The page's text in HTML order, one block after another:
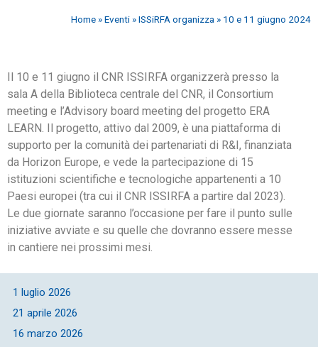
Home »Eventi »ISSiRFA organizza » 10 e 11 giugno 2024
Il 10 e 11 giugno il CNR ISSIRFA organizzerà presso la
sala A della Biblioteca centrale del CNR, il Consortium
meeting e l’Advisory board meeting del progetto ERA
LEARN. Il progetto, attivo dal 2009, è una piattaforma di
supporto per la comunità dei partenariati di R&I, finanziata
da Horizon Europe, e vede la partecipazione di 15
istituzioni scientifiche e tecnologiche appartenenti a 10
Paesi europei (tra cui il CNR ISSIRFA a partire dal 2023).
Le due giornate saranno l’occasione per fare il punto sulle
iniziative avviate e su quelle che dovranno essere messe
in cantiere nei prossimi mesi.
1 luglio 2026
21 aprile 2026
16 marzo 2026